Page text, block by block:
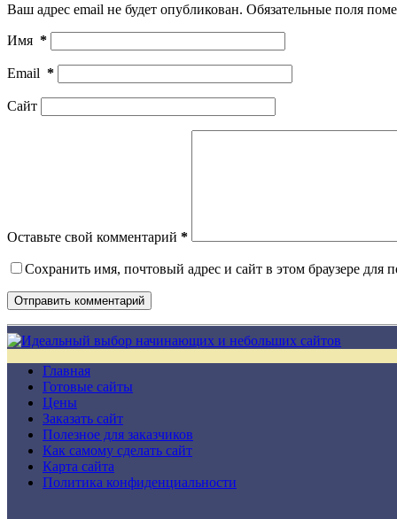
Ваш адрес email не будет опубликован. Обязательные поля
Имя *
Email *
Сайт
Оставьте свой комментарий *
Сохранить имя, почтовый адрес и сайт в этом браузере для
Отправить комментарий
Главная
Готовые сайты
Цены
Заказать сайт
Полезное для заказчиков
Как самому сделать сайт
Карта сайта
Политика конфиденциальности